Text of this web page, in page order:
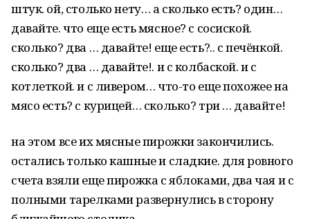
штук. ой, столько нету… а сколько есть? один…
давайте. что еще есть мясное? с сосиской.
сколько? два … давайте! еще есть?.. с печёнкой.
сколько? два … давайте!. и с колбаской. и с
котлеткой. и с ливером… что-то еще похожее на
мясо есть? с курицей… сколько? три … давайте!
на этом все их мясные пирожки закончились.
остались только кашные и сладкие. для ровного
счета взяли еще пирожка с яблоками, два чая и с
полными тарелками развернулись в сторону